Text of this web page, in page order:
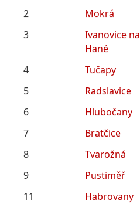
2
Mokrá
3
Ivanovice na
Hané
4
Tučapy
5
Radslavice
6
Hlubočany
7
Bratčice
8
Tvarožná
9
Pustiměř
11
Habrovany